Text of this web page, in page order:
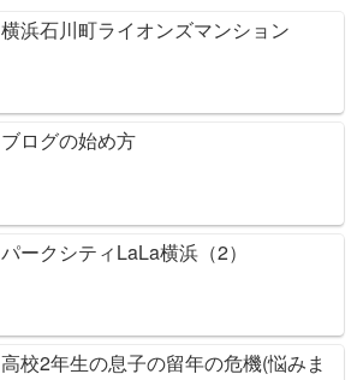
横浜石川町ライオンズマンション
ブログの始め方
パークシティLaLa横浜（2）
高校2年生の息子の留年の危機(悩みま